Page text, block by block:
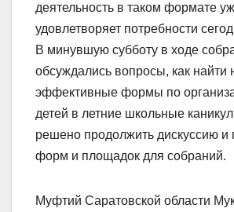
деятельность в таком формате
удовлетворяет потребности
В минувшую субботу в ходе
обсуждались вопросы, как найти
эффективные формы по
детей в летние школьные
решено продолжить дискуссию и
форм и площадок для собраний.
Муфтий Саратовской области